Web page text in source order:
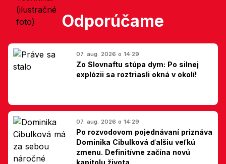
Odporúčame
07. aug. 2026 o 14:29
Zo Slovnaftu stúpa dym: Po silnej
explózii sa roztriasli okná v okolí!
07. aug. 2026 o 14:29
Po rozvodovom pojednávaní priznáva
Dominika Cibulková ďalšiu veľkú
zmenu. Definitívne začína novú
kapitolu života